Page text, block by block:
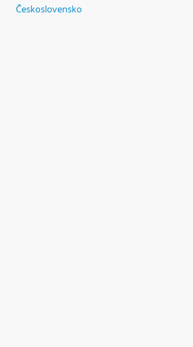
Československo